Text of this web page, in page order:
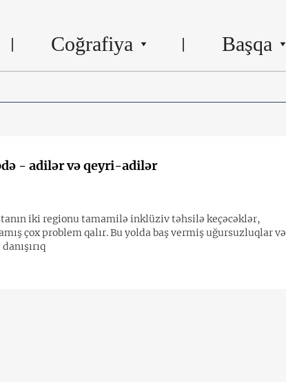
Coğrafiya Başqa
- adilər və qeyri-adilər
iki regionu tamamilə inklüziv təhsilə keçəcəklər,
çox problem qalır. Bu yolda baş vermiş uğursuzluqlar və